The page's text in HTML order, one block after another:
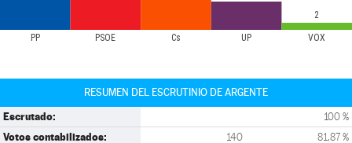
PP PSOE Cs UP VOX
2
RESUMEN DEL ESCRUTINIO DE ARGENTE
Escrutado: 100 %
Votos contabilizados: 140 81,87 %